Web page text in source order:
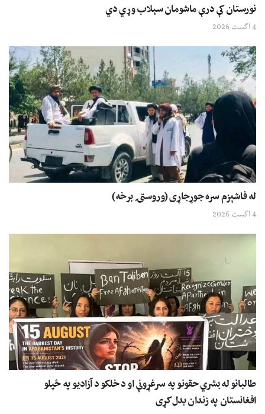
نورستان کې درې ماشومان سېلاب وړي دي
4 اگست 2026
له فاشېزم سره جوړجاړی (وروستۍ برخه)
4 اگست 2026
طالبانو له بشري حقونو په سرغړونې او د خلکو د آزادیو په ځپلو
افغانستان په زندان بدل کړی